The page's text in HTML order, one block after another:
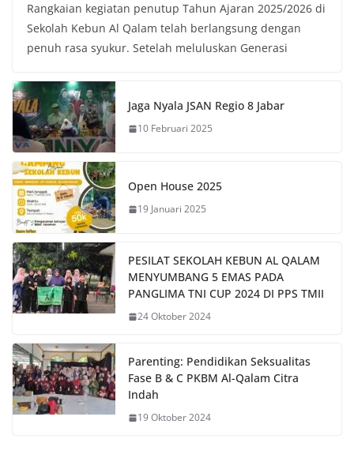
Rangkaian kegiatan penutup Tahun Ajaran 2025/2026 di
Sekolah Kebun Al Qalam telah berlangsung dengan
penuh rasa syukur. Setelah meluluskan Generasi
Jaga Nyala JSAN Regio 8 Jabar
10 Februari 2025
Open House 2025
19 Januari 2025
PESILAT SEKOLAH KEBUN AL QALAM
MENYUMBANG 5 EMAS PADA
PANGLIMA TNI CUP 2024 DI PPS TMII
24 Oktober 2024
Parenting: Pendidikan Seksualitas
Fase B & C PKBM Al-Qalam Citra
Indah
19 Oktober 2024